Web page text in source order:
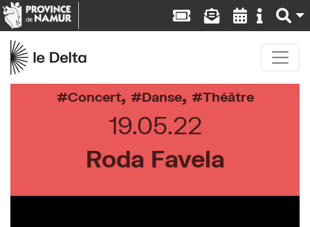
Concert, Danse, Théâtre
19.05.22
Roda Favela